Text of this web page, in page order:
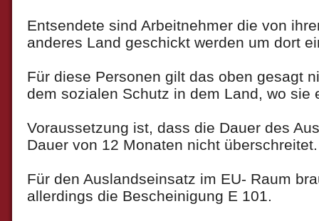
Entsendete sind Arbeitnehmer die von
anderes Land geschickt werden um dort
Für diese Personen gilt das oben gesagt
dem sozialen Schutz in dem Land, wo sie
Voraussetzung ist, dass die Dauer des
Dauer von 12 Monaten nicht überschreitet.
Für den Auslandseinsatz im EU- Raum
allerdings die Bescheinigung E 101.